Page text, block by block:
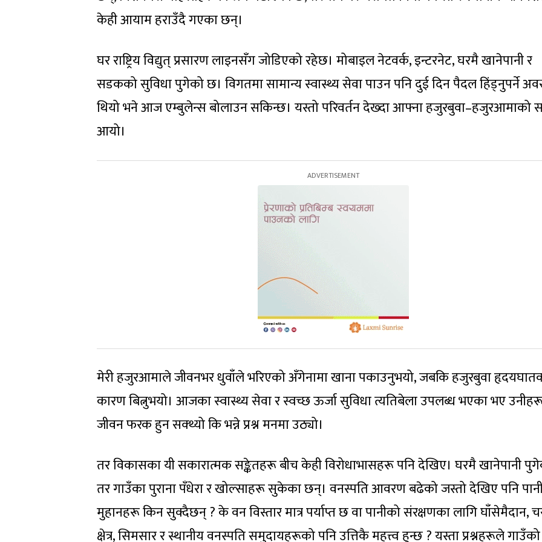
केही आयाम हराउँदै गएका छन्।
घर राष्ट्रिय विद्युत् प्रसारण लाइनसँग जोडिएको रहेछ। मोबाइल नेटवर्क, इन्टरनेट, घरमै खानेपानी र
सडकको सुविधा पुगेको छ। विगतमा सामान्य स्वास्थ्य सेवा पाउन पनि दुई दिन पैदल हिंड्नुपर्ने
थियो भने आज एम्बुलेन्स बोलाउन सकिन्छ। यस्तो परिवर्तन देख्दा आफ्ना हजुरबुवा–हजुरआमाको
आयो।
मेरी हजुरआमाले जीवनभर धुवाँले भरिएको अँगेनामा खाना पकाउनुभयो, जबकि हजुरबुवा
कारण बित्नुभयो। आजका स्वास्थ्य सेवा र स्वच्छ ऊर्जा सुविधा त्यतिबेला उपलब्ध भएका भए
जीवन फरक हुन सक्थ्यो कि भन्ने प्रश्न मनमा उठ्यो।
तर विकासका यी सकारात्मक सङ्केतहरू बीच केही विरोधाभासहरू पनि देखिए। घरमै खानेपानी
तर गाउँका पुराना पँधेरा र खोल्साहरू सुकेका छन्। वनस्पति आवरण बढेको जस्तो देखिए पनि
मुहानहरू किन सुक्दैछन् ? के वन विस्तार मात्र पर्याप्त छ वा पानीको संरक्षणका लागि घाँसेमैदान,
क्षेत्र, सिमसार र स्थानीय वनस्पति समुदायहरूको पनि उत्तिकै महत्त्व हुन्छ ? यस्ता प्रश्नहरूले गाउँको